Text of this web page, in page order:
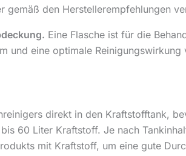
gemäß den Herstellerempfehlungen
Eine Flasche ist für die
und eine optimale
direkt in den Kraftstofftank,
60 Liter Kraftstoff. Je nach
mit Kraftstoff, um eine gute